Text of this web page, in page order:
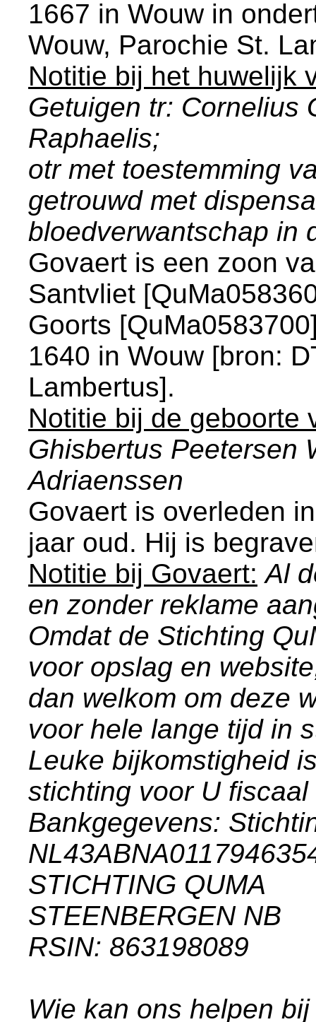
1667 in Wouwin
Wouw, Parochie St.
Notitie bij het huwelijk
Getuigen tr: Cornelius
Raphaelis;
otr met toestemming
getrouwd met
bloedverwantschap in
Govaert is een zoon
Santvliet
Goorts
1640 in Wouw[bron:
Lambertus].
Notitie bij de geboorte
Ghisbertus Peetersen
Adriaenssen
Govaert is overleden
jaar oud. Hij is
Notitie bij Govaert: Al
en zonder reklame
Omdat de Stichting
voor opslag en
dan welkom om deze
voor hele lange tijd in
Leuke bijkomstigheid
stichting voor U
Bankgegevens:
STICHTING QUMA
STEENBERGEN NB
RSIN: 863198089
Wie kan ons helpen